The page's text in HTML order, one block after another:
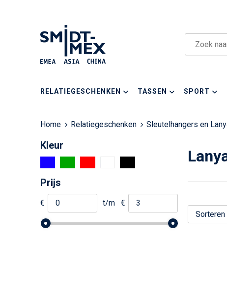
RELATIEGESCHENKEN TASSEN SPORT
Home Relatiegeschenken Sleutelhangers en
Kleur
Prijs
€ t/m €